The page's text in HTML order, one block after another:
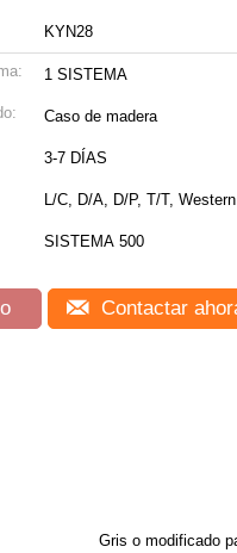
KYN28
1 SISTEMA
Caso de madera
3-7 DÍAS
L/C, D/A, D/P, T/T,
SISTEMA 500
Contactar
Gris o modificado